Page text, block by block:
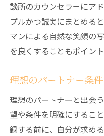
談所のカウンセラーにア
プルかつ誠実にまとめる
マンによる自然な笑顔の
を良くすることもポイント
理想のパートナー条
理想のパートナーと出会
望や条件を明確にするこ
録する前に、自分が求め